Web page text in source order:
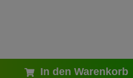
In den Warenkorb